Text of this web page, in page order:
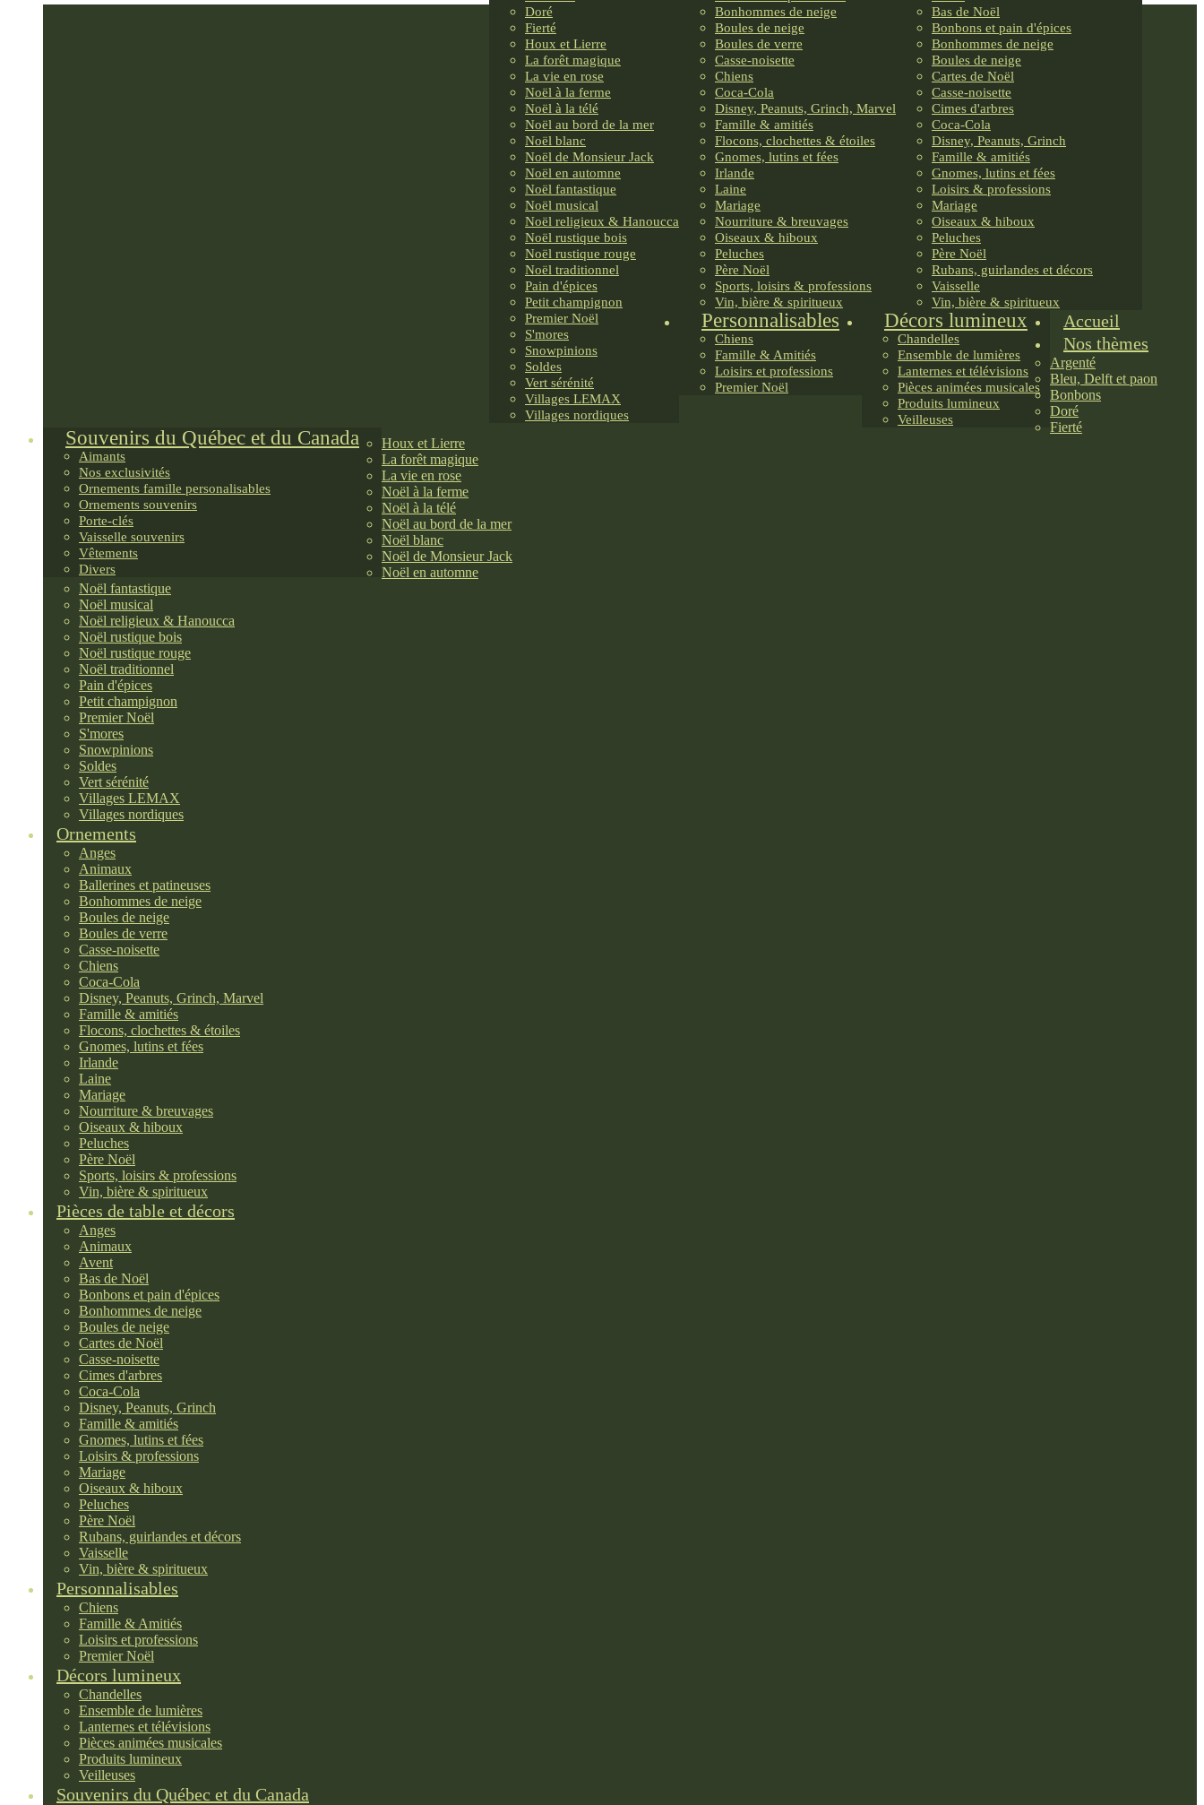
Doré
Fierté
Houx et Lierre
La forêt magique
La vie en rose
Noël à la ferme
Noël à la télé
Noël au bord de la mer
Noël blanc
Noël de Monsieur Jack
Noël en automne
Noël fantastique
Noël musical
Noël religieux & Hanoucca
Noël rustique bois
Noël rustique rouge
Noël traditionnel
Pain d'épices
Petit champignon
Premier Noël
S'mores
Snowpinions
Soldes
Vert sérénité
Villages LEMAX
Villages nordiques
Bonhommes de neige
Boules de neige
Boules de verre
Casse-noisette
Chiens
Coca-Cola
Disney, Peanuts, Grinch, Marvel
Famille & amitiés
Flocons, clochettes & étoiles
Gnomes, lutins et fées
Irlande
Laine
Mariage
Nourriture & breuvages
Oiseaux & hiboux
Peluches
Père Noël
Sports, loisirs & professions
Vin, bière & spiritueux
Bas de Noël
Bonbons et pain d'épices
Bonhommes de neige
Boules de neige
Cartes de Noël
Casse-noisette
Cimes d'arbres
Coca-Cola
Disney, Peanuts, Grinch
Famille & amitiés
Gnomes, lutins et fées
Loisirs & professions
Mariage
Oiseaux & hiboux
Peluches
Père Noël
Rubans, guirlandes et décors
Vaisselle
Vin, bière & spiritueux
Personnalisables
Chiens
Famille & Amitiés
Loisirs et professions
Premier Noël
Décors lumineux
Chandelles
Ensemble de lumières
Lanternes et télévisions
Pièces animées musicales
Produits lumineux
Veilleuses
Souvenirs du Québec et du Canada
Aimants
Nos exclusivités
Ornements famille personalisables
Ornements souvenirs
Porte-clés
Vaisselle souvenirs
Vêtements
Divers
Accueil
Nos thèmes
Argenté
Bleu, Delft et paon
Bonbons
Doré
Fierté
Houx et Lierre
La forêt magique
La vie en rose
Noël à la ferme
Noël à la télé
Noël au bord de la mer
Noël blanc
Noël de Monsieur Jack
Noël en automne
Noël fantastique
Noël musical
Noël religieux & Hanoucca
Noël rustique bois
Noël rustique rouge
Noël traditionnel
Pain d'épices
Petit champignon
Premier Noël
S'mores
Snowpinions
Soldes
Vert sérénité
Villages LEMAX
Villages nordiques
Ornements
Anges
Animaux
Ballerines et patineuses
Bonhommes de neige
Boules de neige
Boules de verre
Casse-noisette
Chiens
Coca-Cola
Disney, Peanuts, Grinch, Marvel
Famille & amitiés
Flocons, clochettes & étoiles
Gnomes, lutins et fées
Irlande
Laine
Mariage
Nourriture & breuvages
Oiseaux & hiboux
Peluches
Père Noël
Sports, loisirs & professions
Vin, bière & spiritueux
Pièces de table et décors
Anges
Animaux
Avent
Bas de Noël
Bonbons et pain d'épices
Bonhommes de neige
Boules de neige
Cartes de Noël
Casse-noisette
Cimes d'arbres
Coca-Cola
Disney, Peanuts, Grinch
Famille & amitiés
Gnomes, lutins et fées
Loisirs & professions
Mariage
Oiseaux & hiboux
Peluches
Père Noël
Rubans, guirlandes et décors
Vaisselle
Vin, bière & spiritueux
Personnalisables
Chiens
Famille & Amitiés
Loisirs et professions
Premier Noël
Décors lumineux
Chandelles
Ensemble de lumières
Lanternes et télévisions
Pièces animées musicales
Produits lumineux
Veilleuses
Souvenirs du Québec et du Canada